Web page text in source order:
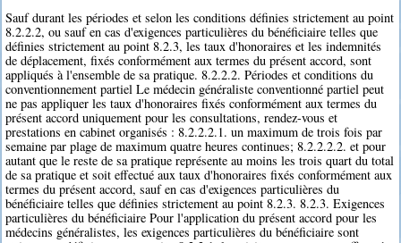
Sauf durant les périodes et selon les conditions définies strictement au point
8.2.2.2, ou sauf en cas d'exigences particulières du bénéficiaire telles que
définies strictement au point 8.2.3, les taux d'honoraires et les indemnités
de déplacement, fixés conformément aux termes du présent accord, sont
appliqués à l'ensemble de sa pratique. 8.2.2.2. Périodes et conditions du
conventionnement partiel Le médecin généraliste conventionné partiel peut
ne pas appliquer les taux d'honoraires fixés conformément aux termes du
présent accord uniquement pour les consultations, rendez-vous et
prestations en cabinet organisés : 8.2.2.2.1. un maximum de trois fois par
semaine par plage de maximum quatre heures continues; 8.2.2.2.2. et pour
autant que le reste de sa pratique représente au moins les trois quart du total
de sa pratique et soit effectué aux taux d'honoraires fixés conformément aux
termes du présent accord, sauf en cas d'exigences particulières du
bénéficiaire telles que définies strictement au point 8.2.3. 8.2.3. Exigences
particulières du bénéficiaire Pour l'application du présent accord pour les
médecins généralistes, les exigences particulières du bénéficiaire sont